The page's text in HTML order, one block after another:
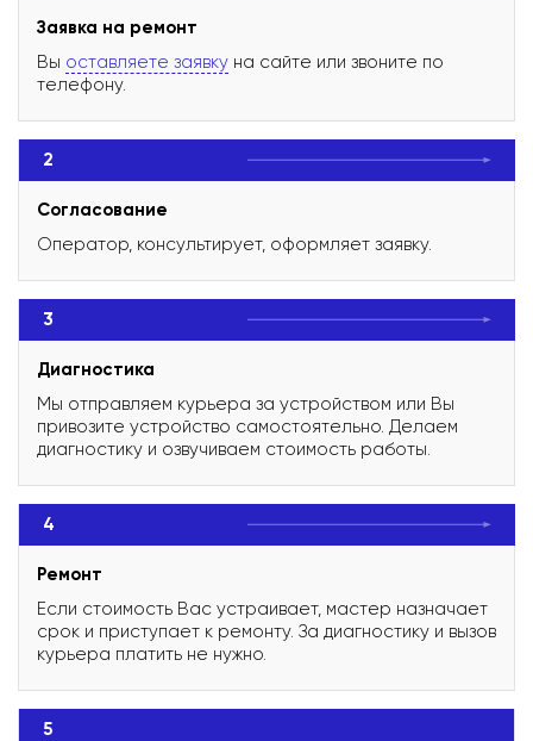
Заявка на ремонт
Вы оставляете заявку на сайте или звоните по
телефону.
2
Согласование
Оператор, консультирует, оформляет заявку.
3
Диагностика
Мы отправляем курьера за устройством или Вы
привозите устройство самостоятельно. Делаем
диагностику и озвучиваем стоимость работы.
4
Ремонт
Если стоимость Вас устраивает, мастер назначает
срок и приступает к ремонту. За диагностику и вызов
курьера платить не нужно.
5